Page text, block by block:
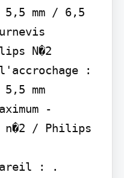
5,5 mm / 6,5
N�2
:
mm
-
n�2 / Philips
: .